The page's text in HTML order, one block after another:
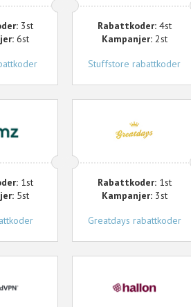
3st
6st
Rabattkoder:4st
Kampanjer:2st
Stuffstore rabattkoder
1st
5st
Rabattkoder:1st
Kampanjer:3st
Greatdays rabattkoder